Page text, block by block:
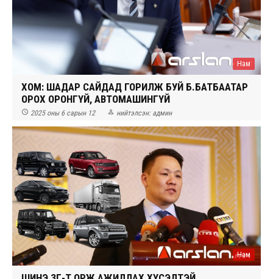
Нам
ХОМ: ШАДАР САЙДАД ГОРИЛЖ БУЙ Б.БАТБААТАР
ОРОХ ОРОНГҮЙ, АВТОМАШИНГҮЙ
 2025 оны 6 сарын 12  нийтэлсэн: админ
Нам